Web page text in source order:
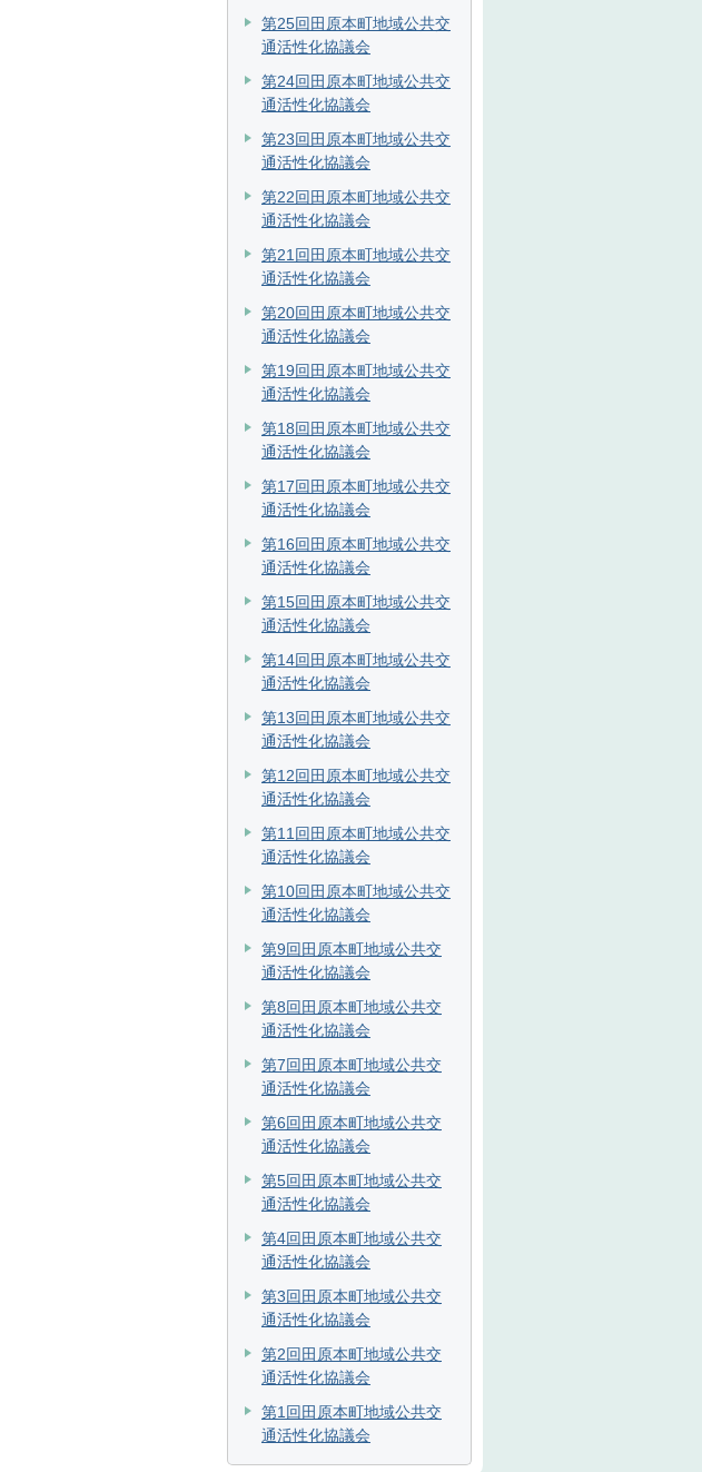
第25回田原本町地域公共交
通活性化協議会
第24回田原本町地域公共交
通活性化協議会
第23回田原本町地域公共交
通活性化協議会
第22回田原本町地域公共交
通活性化協議会
第21回田原本町地域公共交
通活性化協議会
第20回田原本町地域公共交
通活性化協議会
第19回田原本町地域公共交
通活性化協議会
第18回田原本町地域公共交
通活性化協議会
第17回田原本町地域公共交
通活性化協議会
第16回田原本町地域公共交
通活性化協議会
第15回田原本町地域公共交
通活性化協議会
第14回田原本町地域公共交
通活性化協議会
第13回田原本町地域公共交
通活性化協議会
第12回田原本町地域公共交
通活性化協議会
第11回田原本町地域公共交
通活性化協議会
第10回田原本町地域公共交
通活性化協議会
第9回田原本町地域公共交
通活性化協議会
第8回田原本町地域公共交
通活性化協議会
第7回田原本町地域公共交
通活性化協議会
第6回田原本町地域公共交
通活性化協議会
第5回田原本町地域公共交
通活性化協議会
第4回田原本町地域公共交
通活性化協議会
第3回田原本町地域公共交
通活性化協議会
第2回田原本町地域公共交
通活性化協議会
第1回田原本町地域公共交
通活性化協議会